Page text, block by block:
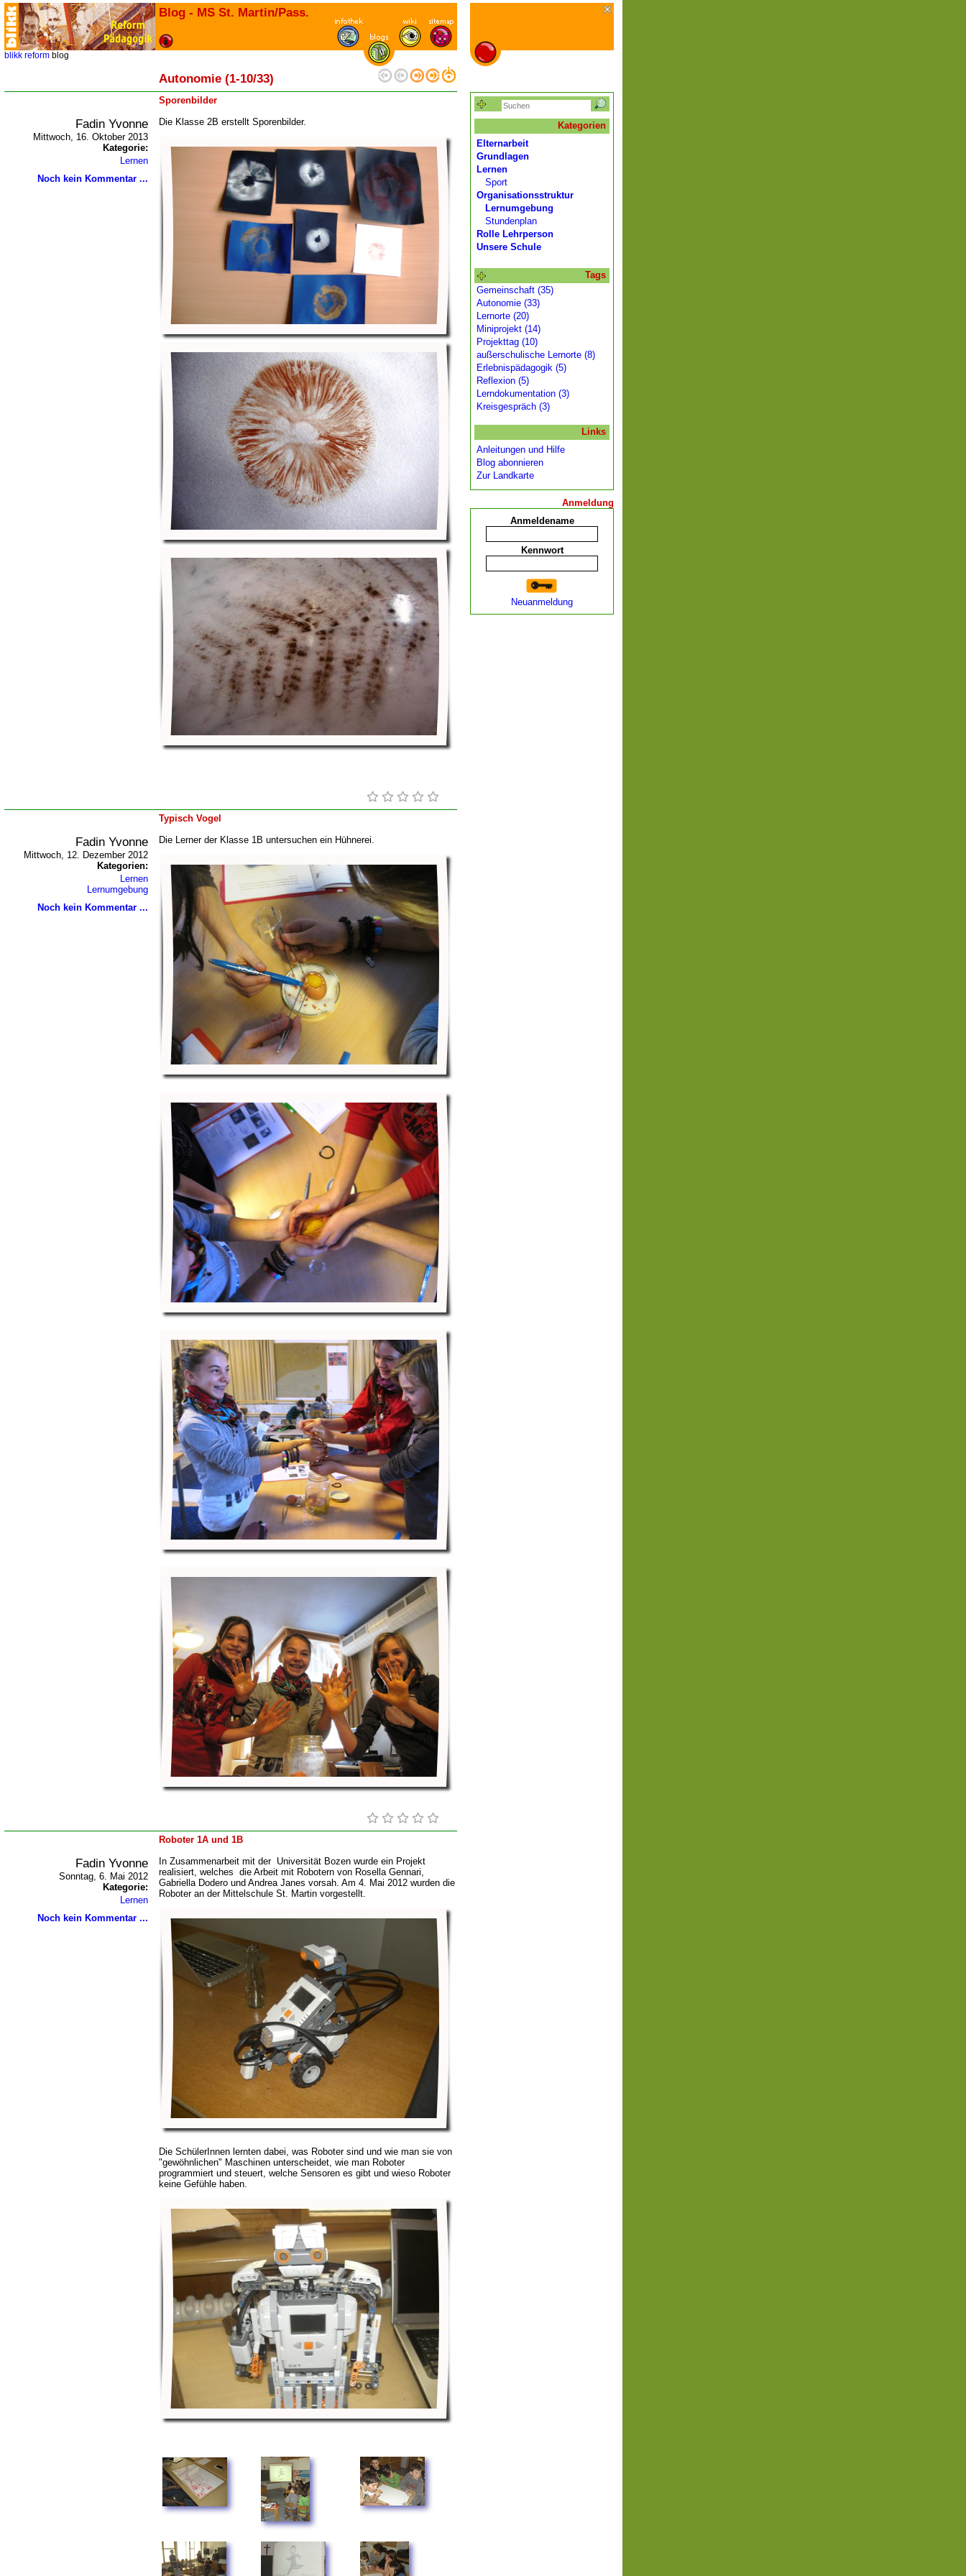
Blog - MS St. Martin/Pass.
blikk reform blog
Autonomie (1-10/33)
Sporenbilder
Fadin Yvonne
Mittwoch, 16. Oktober 2013
Kategorie:
Lernen
Noch kein Kommentar ...
Die Klasse 2B erstellt Sporenbilder.
Typisch Vogel
Fadin Yvonne
Mittwoch, 12. Dezember 2012
Kategorien:
Lernen
Lernumgebung
Noch kein Kommentar ...
Die Lerner der Klasse 1B untersuchen ein Hühnerei.
Roboter 1A und 1B
Fadin Yvonne
Sonntag, 6. Mai 2012
Kategorie:
Lernen
Noch kein Kommentar ...
In Zusammenarbeit mit der Universität Bozen wurde ein Projekt
realisiert, welches die Arbeit mit Robotern von Rosella Gennari,
Gabriella Dodero und Andrea Janes vorsah. Am 4. Mai 2012 wurden die
Roboter an der Mittelschule St. Martin vorgestellt.
Die SchülerInnen lernten dabei, was Roboter sind und wie man sie von
"gewöhnlichen" Maschinen unterscheidet, wie man Roboter
programmiert und steuert, welche Sensoren es gibt und wieso Roboter
keine Gefühle haben.
Kategorien
Elternarbeit
Grundlagen
Lernen
Sport
Organisationsstruktur
Lernumgebung
Stundenplan
Rolle Lehrperson
Unsere Schule
Tags
Gemeinschaft (35)
Autonomie (33)
Lernorte (20)
Miniprojekt (14)
Projekttag (10)
außerschulische Lernorte (8)
Erlebnispädagogik (5)
Reflexion (5)
Lerndokumentation (3)
Kreisgespräch (3)
Links
Anleitungen und Hilfe
Blog abonnieren
Zur Landkarte
Anmeldung
Anmeldename
Kennwort
Neuanmeldung